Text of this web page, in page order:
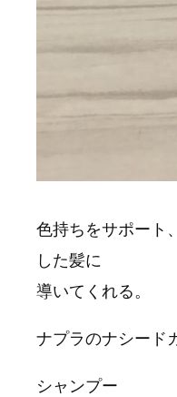
色持ちをサポート
した髪に
導いてくれる。
ナプラのナシード
シャンプー